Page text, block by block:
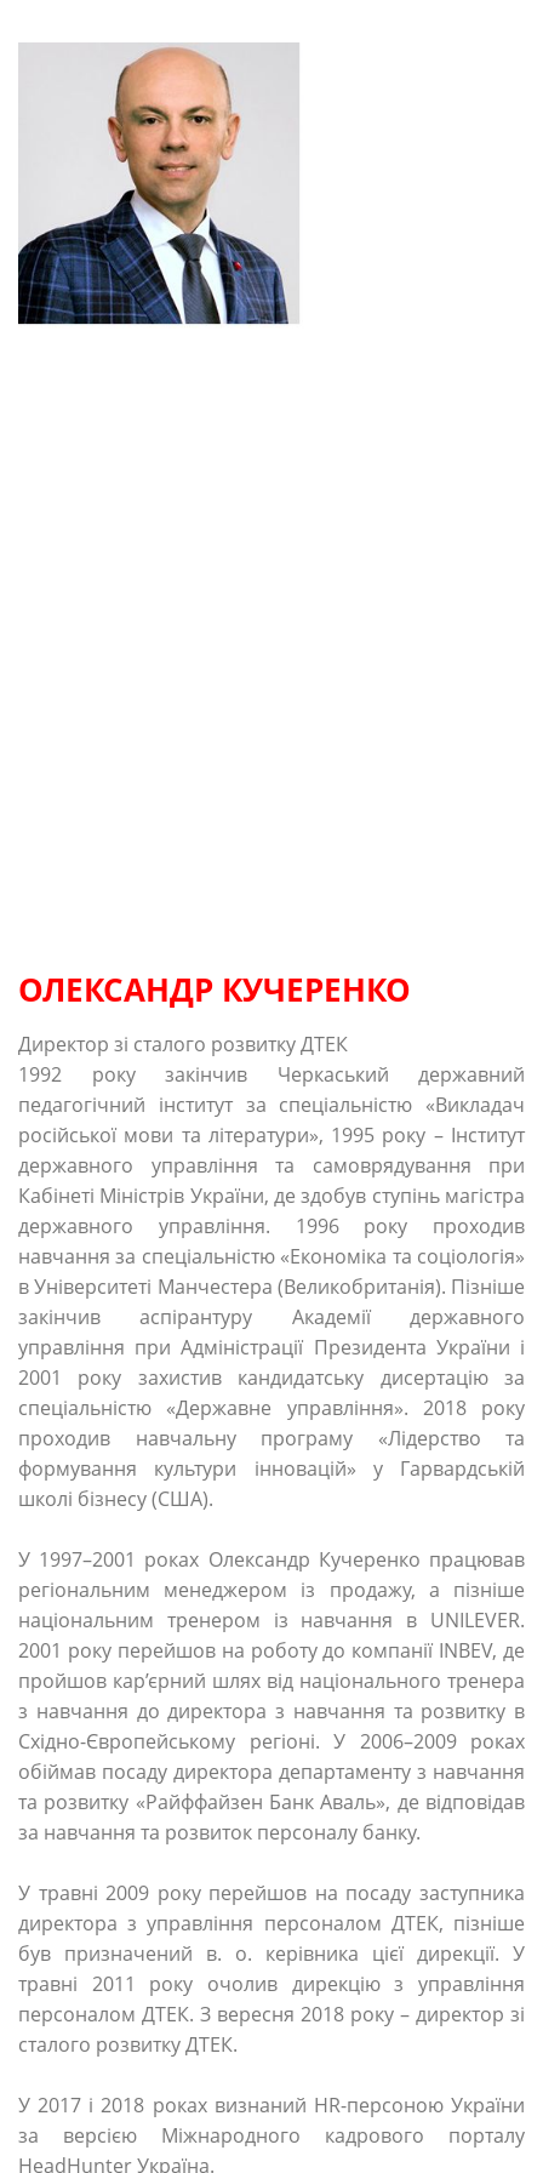
ОЛЕКСАНДР КУЧЕРЕНКО
Директор зі сталого розвитку ДТЕК
1992 року закінчив Черкаський державний
педагогічний інститут за спеціальністю «Викладач
російської мови та літератури», 1995 року – Інститут
державного управління та самоврядування при
Кабінеті Міністрів України, де здобув ступінь магістра
державного управління. 1996 року проходив
навчання за спеціальністю «Економіка та соціологія»
в Університеті Манчестера (Великобританія). Пізніше
закінчив аспірантуру Академії державного
управління при Адміністрації Президента України і
2001 року захистив кандидатську дисертацію за
спеціальністю «Державне управління». 2018 року
проходив навчальну програму «Лідерство та
формування культури інновацій» у Гарвардській
школі бізнесу (США).
У 1997–2001 роках Олександр Кучеренко працював
регіональним менеджером із продажу, а пізніше
національним тренером із навчання в UNILEVER.
2001 року перейшов на роботу до компанії INBEV, де
пройшов кар’єрний шлях від національного тренера
з навчання до директора з навчання та розвитку в
Східно-Європейському регіоні. У 2006–2009 роках
обіймав посаду директора департаменту з навчання
та розвитку «Райффайзен Банк Аваль», де відповідав
за навчання та розвиток персоналу банку.
У травні 2009 року перейшов на посаду заступника
директора з управління персоналом ДТЕК, пізніше
був призначений в. о. керівника цієї дирекції. У
травні 2011 року очолив дирекцію з управління
персоналом ДТЕК. З вересня 2018 року – директор зі
сталого розвитку ДТЕК.
У 2017 і 2018 роках визнаний HR-персоною України
за версією Міжнародного кадрового порталу
HeadHunter Україна.